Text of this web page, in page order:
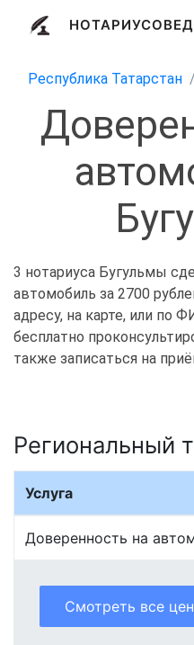
Республика Татарстан
3 нотариуса Бугульмы
автомобиль за 2700
адресу, на карте, или по
бесплатно
также записаться на
Региональный
Услуга
Доверенность на
Смотреть все